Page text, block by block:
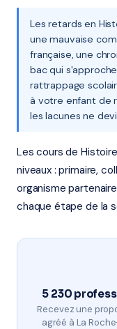
Les retards en
une mauvaise
française, une
bac qui
rattrappage
à votre enfant de
les lacunes ne
Les cours de
niveaux : primaire,
organisme
chaque étape de la
5 230
Recevez une
agréé à La